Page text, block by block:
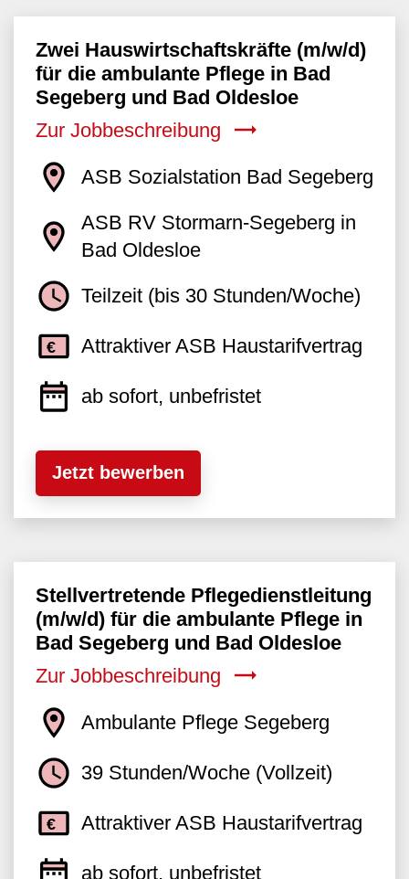
Zwei Hauswirtschaftskräfte (m/w/d)
für die ambulante Pflege in Bad
Segeberg und Bad Oldesloe
Zur Jobbeschreibung
ASB Sozialstation Bad Segeberg
ASB RV Stormarn-Segeberg in
Bad Oldesloe
Teilzeit (bis 30 Stunden/Woche)
Attraktiver ASB Haustarifvertrag
ab sofort, unbefristet
Jetzt bewerben
Stellvertretende Pflegedienstleitung
(m/w/d) für die ambulante Pflege in
Bad Segeberg und Bad Oldesloe
Zur Jobbeschreibung
Ambulante Pflege Segeberg
39 Stunden/Woche (Vollzeit)
Attraktiver ASB Haustarifvertrag
ab sofort, unbefristet